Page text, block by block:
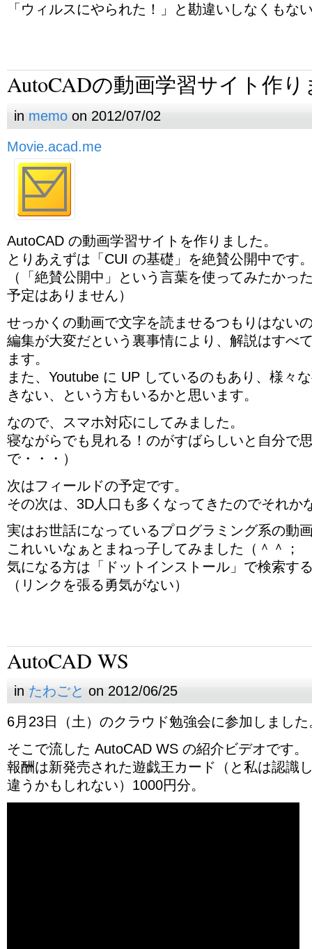
「ウィルスにやられた！」と勘違いしなくもな
AutoCADの動画学習サイト作
in memo on 2012/07/02
Movie.acad.me
AutoCAD の動画学習サイトを作りました。
とりあえずは「CUI の基礎」を絶賛公開中です
（「絶賛公開中」という言葉を使ってみたかっ
予定はありません）
せっかくの動画で文字を読ませるつもりはない
編集が大変だという裏事情により、解説はすべ
ます。
また、Youtube に UP しているのもあり、様々
きない、という方もいるかと思います。
なので、スマホ対応にしてみました。
寝ながらでも見れる！のがすばらしいと自分で
で・・・）
次はフィールドの予定です。
その次は、3D人口も多くなってきたのでそれか
実はお世話になっているプログラミング系の動
これいいなぁとまねっ子してみました（＾＾；
気になる方は「ドットインストール」で検索す
（リンクを張る勇気がない）
AutoCAD WS
in たわごと on 2012/06/25
6月23日（土）のクラウド勉強会に参加しました
そこで流した AutoCAD WS の紹介ビデオです。
報酬は新発売された遊戯王カード（と私は認識
違うかもしれない）1000円分。